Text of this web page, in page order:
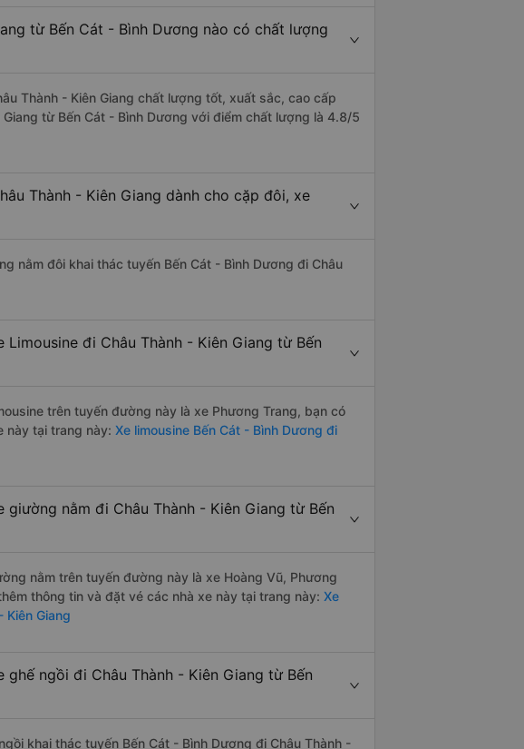
từ Bến Cát - Bình Dương nào có chất lượng
Thành - Kiên Giang chất lượng tốt, xuất sắc, cao cấp
từ Bến Cát - Bình Dương với điểm chất lượng là 4.8/5
Thành - Kiên Giang dành cho cặp đôi, xe
nằm đôi khai thác tuyến Bến Cát - Bình Dương đi Châu
đi Châu Thành - Kiên Giang từ Bến
trên tuyến đường này là xe Phương Trang, bạn có
này tại trang này: Xe limousine Bến Cát - Bình Dương đi
nằm đi Châu Thành - Kiên Giang từ Bến
nằm trên tuyến đường này là xe Hoàng Vũ, Phương
thông tin và đặt vé các nhà xe này tại trang này: Xe
Kiên Giang
ngồi đi Châu Thành - Kiên Giang từ Bến
khai thác tuyến Bến Cát - Bình Dương đi Châu Thành -